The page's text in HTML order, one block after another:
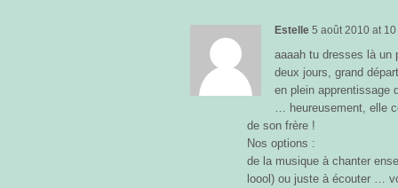
Estelle 5 août 2010 at
aaaah tu dresses là
deux jours, grand
en plein apprentissage
… heureusement, elle
de son frère !
Nos options :
de la musique à chanter
loool) ou juste à écouter …